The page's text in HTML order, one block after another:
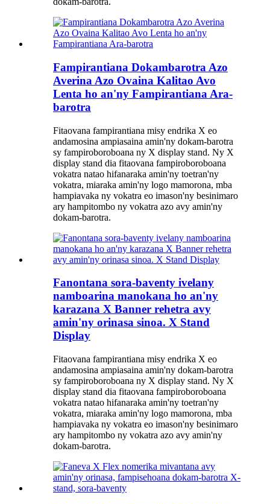
Fampirantiana Dokambarotra Azo
Averina Azo Ovaina Kalitao Avo
Lenta ho an'ny Fampirantiana Ara-
barotra
Fitaovana fampirantiana misy endrika X eo
andamosina ampiasaina amin'ny dokam-barotra
sy fampiroboroboana ny X display stand. Ny X
display stand dia fitaovana fampiroboroboana
vokatra natao hifanaraka amin'ny toetran'ny
vokatra, miaraka amin'ny logo mamorona, mba
hampiavaka ny vokatra eo imason'ny besinimaro
ary hampitombo ny vokatra azo avy amin'ny
dokam-barotra.
Fanontana sora-baventy ivelany
namboarina manokana ho an'ny
karazana X Banner rehetra avy
amin'ny orinasa sinoa. X Stand
Display
Fitaovana fampirantiana misy endrika X eo
andamosina ampiasaina amin'ny dokam-barotra
sy fampiroboroboana ny X display stand. Ny X
display stand dia fitaovana fampiroboroboana
vokatra natao hifanaraka amin'ny toetran'ny
vokatra, miaraka amin'ny logo mamorona, mba
hampiavaka ny vokatra eo imason'ny besinimaro
ary hampitombo ny vokatra azo avy amin'ny
dokam-barotra.